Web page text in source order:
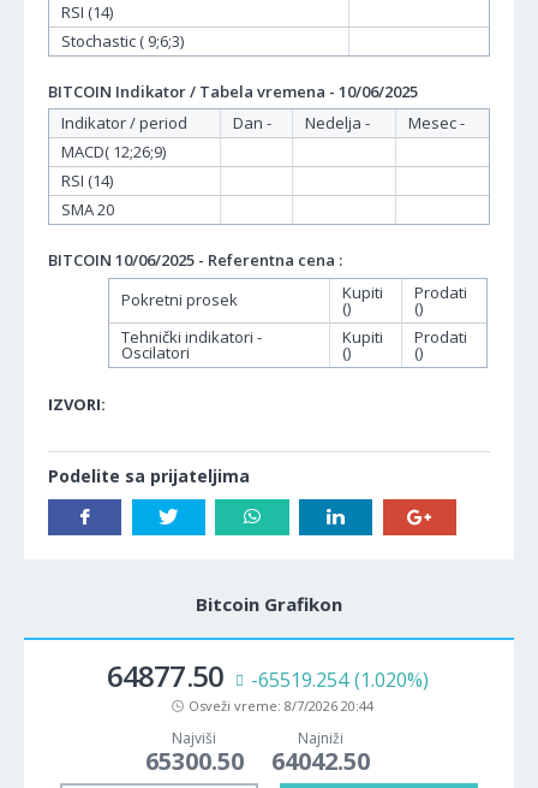
RSI (14)
Stochastic ( 9;6;3)
BITCOIN Indikator / Tabela vremena - 10/06/2025
Indikator / period
Dan - Nedelja -
Mesec -
MACD( 12;26;9)
RSI (14)
SMA 20
BITCOIN 10/06/2025 - Referentna cena :
Pokretni prosek
Kupiti
()
Prodati
()
Tehnički indikatori -
Oscilatori
Kupiti
()
Prodati
()
IZVORI:
Podelite sa prijateljima
Bitcoin Grafikon
64877.50 -65519.254 (1.020%)
Osveži vreme: 8/7/2026 20:44
Najviši
65300.50
Najniži
64042.50